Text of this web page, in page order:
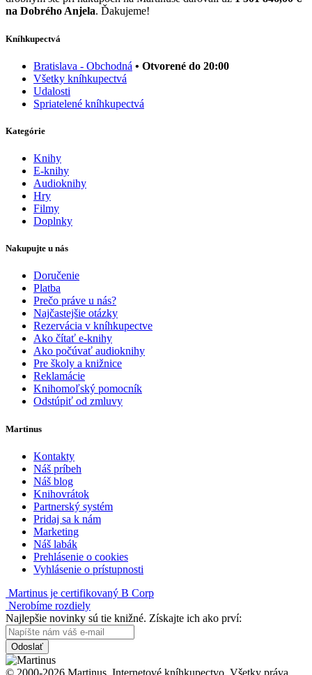
na Dobrého Anjela. Ďakujeme!
Kníhkupectvá
Bratislava - Obchodná • Otvorené do 20:00
Všetky kníhkupectvá
Udalosti
Spriatelené kníhkupectvá
Kategórie
Knihy
E-knihy
Audioknihy
Hry
Filmy
Doplnky
Nakupujte u nás
Doručenie
Platba
Prečo práve u nás?
Najčastejšie otázky
Rezervácia v kníhkupectve
Ako čítať e-knihy
Ako počúvať audioknihy
Pre školy a knižnice
Reklamácie
Knihomoľský pomocník
Odstúpiť od zmluvy
Martinus
Kontakty
Náš príbeh
Náš blog
Knihovrátok
Partnerský systém
Pridaj sa k nám
Marketing
Náš labák
Prehlásenie o cookies
Vyhlásenie o prístupnosti
Martinus je certifikovaný B Corp
Nerobíme rozdiely
Najlepšie novinky sú tie knižné. Získajte ich ako prví:
Odoslať
© 2000-2026 Martinus. Internetové kníhkupectvo. Všetky práva